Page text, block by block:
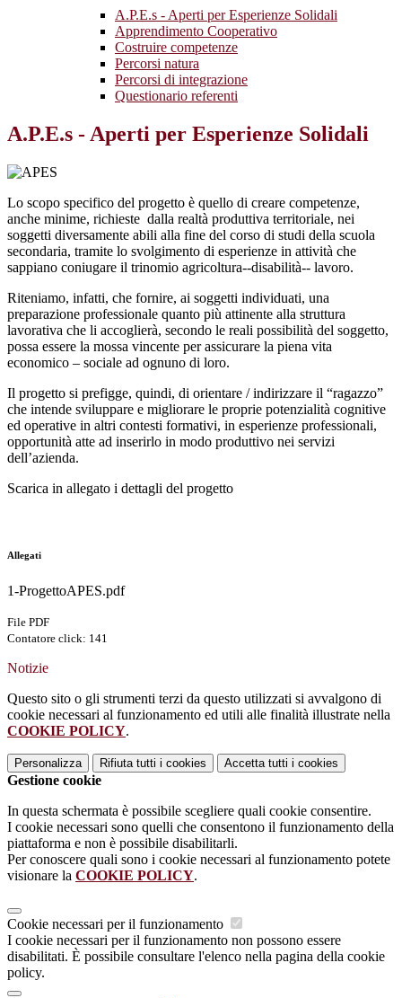
A.P.E.s - Aperti per Esperienze Solidali
Apprendimento Cooperativo
Costruire competenze
Percorsi natura
Percorsi di integrazione
Questionario referenti
A.P.E.s - Aperti per Esperienze Solidali
Lo scopo specifico del progetto è quello di creare competenze,
anche minime, richieste dalla realtà produttiva territoriale, nei
soggetti diversamente abili alla fine del corso di studi della scuola
secondaria, tramite lo svolgimento di esperienze in attività che
sappiano coniugare il trinomio agricoltura-­‐disabilità-­‐ lavoro.
Riteniamo, infatti, che fornire, ai soggetti individuati, una
preparazione professionale quanto più attinente alla struttura
lavorativa che li accoglierà, secondo le reali possibilità del soggetto,
possa essere la mossa vincente per assicurare la piena vita
economico – sociale ad ognuno di loro.
Il progetto si prefigge, quindi, di orientare / indirizzare il “ragazzo”
che intende sviluppare e migliorare le proprie potenzialità cognitive
ed operative in altri contesti formativi, in esperienze professionali,
opportunità atte ad inserirlo in modo produttivo nei servizi
dell’azienda.
Scarica in allegato i dettagli del progetto
Allegati
1-ProgettoAPES.pdf
File PDF
Contatore click: 141
Notizie
Questo sito o gli strumenti terzi da questo utilizzati si avvalgono di
cookie necessari al funzionamento ed utili alle finalità illustrate nella
COOKIE POLICY.
Personalizza Rifiuta tutti i cookies Accetta tutti i cookies
Gestione cookie
In questa schermata è possibile scegliere quali cookie consentire.
I cookie necessari sono quelli che consentono il funzionamento della
piattaforma e non è possibile disabilitarli.
Per conoscere quali sono i cookie necessari al funzionamento potete
visionare la COOKIE POLICY.
Cookie necessari per il funzionamento
I cookie necessari per il funzionamento non possono essere
disabilitati. È possibile consultare l'elenco nella pagina della cookie
policy.